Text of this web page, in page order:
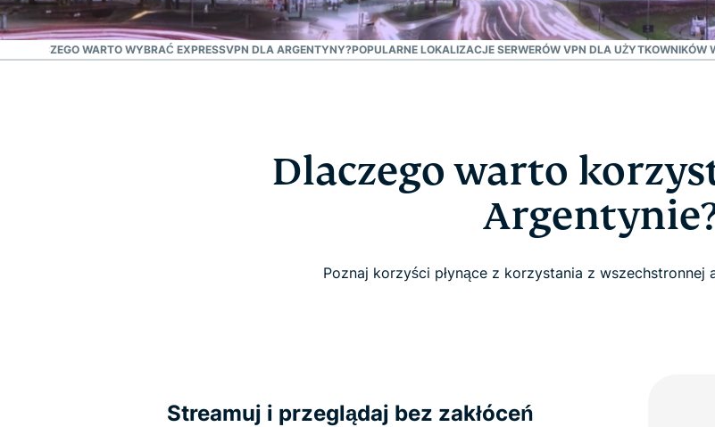
tożsamości,
monitorowania
i usuwania
DLACZEGO WARTO WYBRAĆ EXPRESSVPN DLA ARGENTYNY?POPULARNE LOKALIZACJE SERWERÓW VPN DLA UŻYTKOWNIKÓW
Dlaczego warto
Poznaj korzyści płynące z korzystania z wszechstronnej
Streamuj i przeglądaj bez zakłóceń